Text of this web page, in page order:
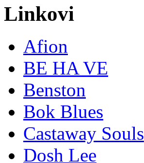
Linkovi
Afion
BE HA VE
Benston
Bok Blues
Castaway Souls
Dosh Lee